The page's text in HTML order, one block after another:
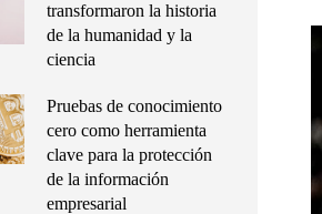
transformaron la historia
de la humanidad y la
ciencia
Pruebas de conocimiento
cero como herramienta
clave para la protección
de la información
empresarial